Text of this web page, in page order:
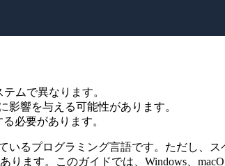
ムで異なります。
影響を与える可能性があります。
必要があります。
いるプログラミング言語です。ただし、
ます。このガイドでは、Windows、